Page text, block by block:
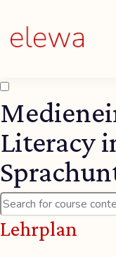
Literacy
Lehrplan